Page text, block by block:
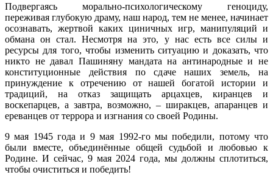
Подвергаясь морально-психологическому геноциду,
переживая глубокую драму, наш народ, тем не менее, начинает
осознавать, жертвой каких циничных игр, манипуляций и
обмана он стал. Несмотря на это, у нас есть все силы и
ресурсы для того, чтобы изменить ситуацию и доказать, что
никто не давал Пашиняну мандата на антинародные и не
конституционные действия по сдаче наших земель, на
принуждение к отречению от нашей богатой истории и
традиций, на отказ защищать арцахцев, киранцев и
воскепарцев, а завтра, возможно, – ширакцев, апаранцев и
ереванцев от террора и изгнания со своей Родины.
9 мая 1945 года и 9 мая 1992-го мы победили, потому что
были вместе, объединённые общей судьбой и любовью к
Родине. И сейчас, 9 мая 2024 года, мы должны сплотиться,
чтобы очиститься и победить!